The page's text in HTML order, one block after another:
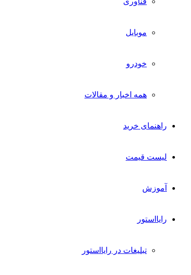
موبایل
خودرو
همه اخبار و مقالات
راهنمای خرید
لیست قیمت
آموزش
رایااستور
تبلیغات در رایااستور